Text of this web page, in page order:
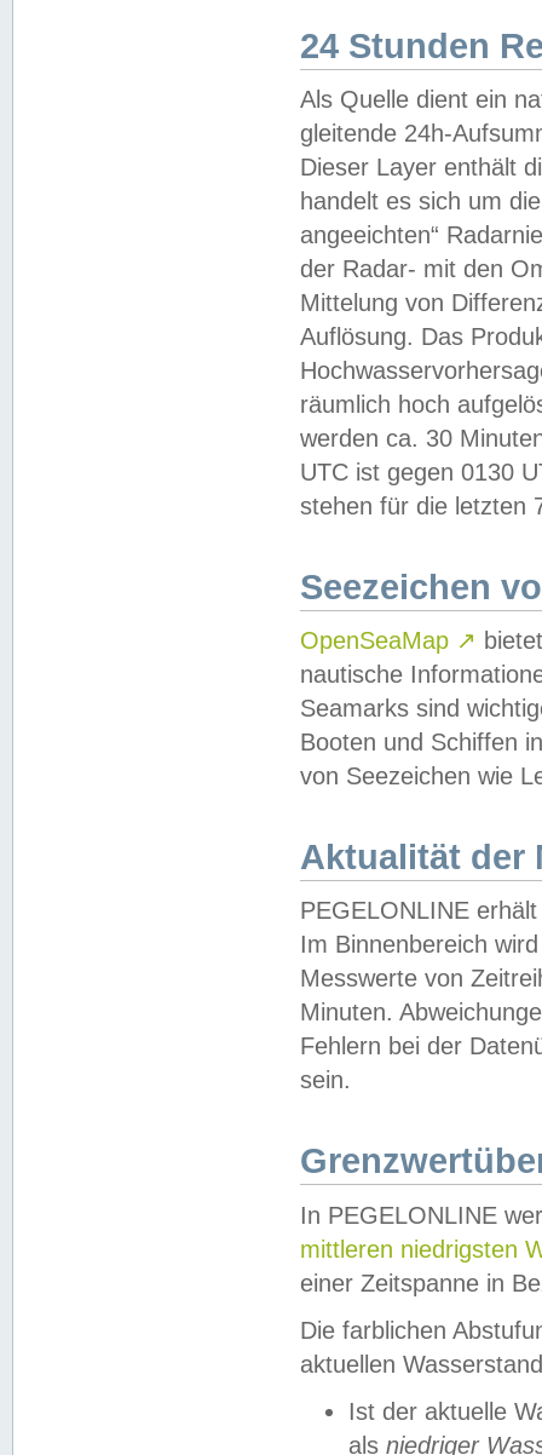
24 Stunden
Als Quelle dient ein
gleitende 24h-
Dieser Layer enthält
handelt es sich um
angeeichten“
der Radar- mit den
Mittelung von
Auflösung. Das
räumlich hoch
werden ca. 30
UTC ist gegen 0130
stehen für die letzten
Seezeichen
OpenSeaMap ↗
nautische
Seamarks sind
Booten und Schiffen
von Seezeichen wie
Aktualität der
PEGELONLINE
Im Binnenbereich
Messwerte von
Minuten.
Fehlern bei der
sein.
In PEGELONLINE
mittleren niedrigsten
einer Zeitspanne in
Die farblichen
aktuellen
Ist der aktuelle
als niedriger